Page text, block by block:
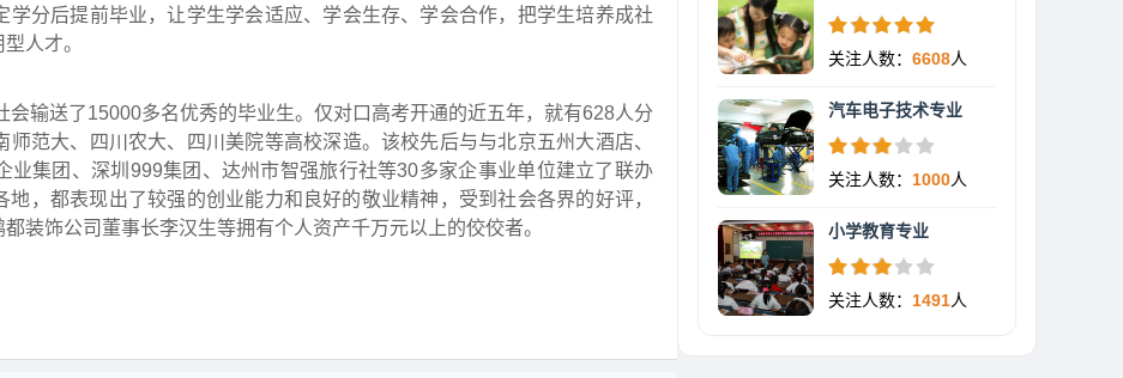
分后提前毕业，让学生学会适应、学会生存、学会合作，把学生培养成社
人才。
输送了15000多名优秀的毕业生。仅对口高考开通的近五年，就有628人分
范大、四川农大、四川美院等高校深造。该校先后与与北京五州大酒店、
业集团、深圳999集团、达州市智强旅行社等30多家企事业单位建立了联办
，都表现出了较强的创业能力和良好的敬业精神，受到社会各界的好评，
装饰公司董事长李汉生等拥有个人资产千万元以上的佼佼者。
关注人数： 6608人
汽车电子技术专业
关注人数： 1000人
小学教育专业
关注人数： 1491人